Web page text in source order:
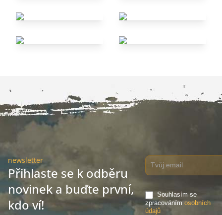
newsletter
Přihlaste se k odběru
novinek a buďte první,
kdo ví!
Souhlasím se
zpracovánímosobních
údajů